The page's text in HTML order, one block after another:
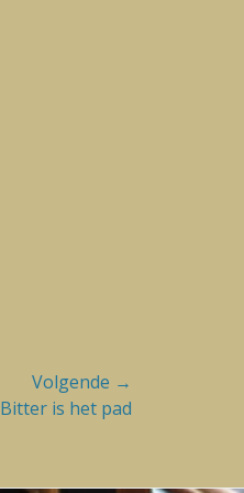
Volgende →
Bitter is het pad